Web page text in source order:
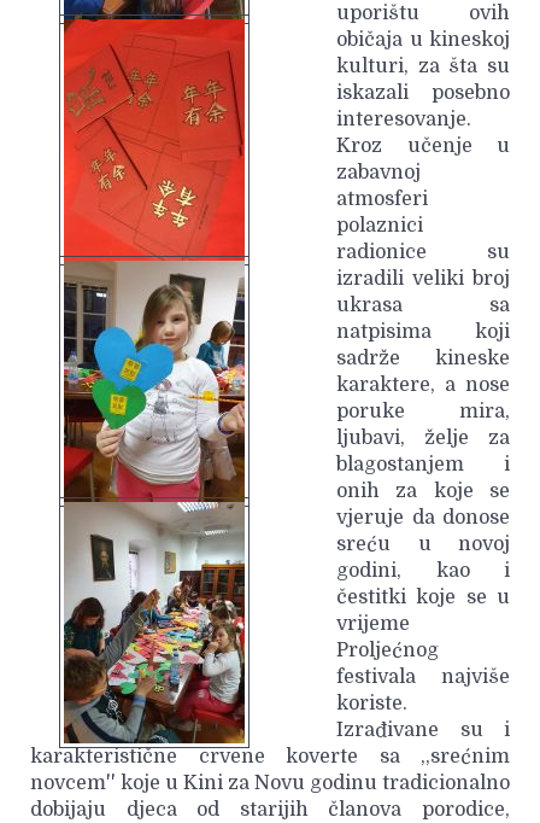
uporištu ovih
običaja u kineskoj
kulturi, za šta su
iskazali posebno
interesovanje.
Kroz učenje u
zabavnoj
atmosferi
polaznici
radionice su
izradili veliki broj
ukrasa sa
natpisima koji
sadrže kineske
karaktere, a nose
poruke mira,
ljubavi, želje za
blagostanjem i
onih za koje se
vjeruje da donose
sreću u novoj
godini, kao i
čestitki koje se u
vrijeme
Proljećnog
festivala najviše
koriste.
Izrađivane su i
karakteristične crvene koverte sa ,,srećnim
novcem'' koje u Kini za Novu godinu tradicionalno
dobijaju djeca od starijih članova porodice,